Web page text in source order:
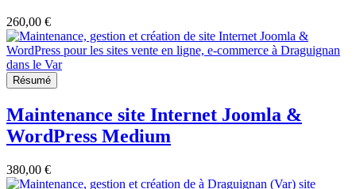
260,00 €
Résumé
Maintenance site Internet Joomla &
WordPress Medium
380,00 €